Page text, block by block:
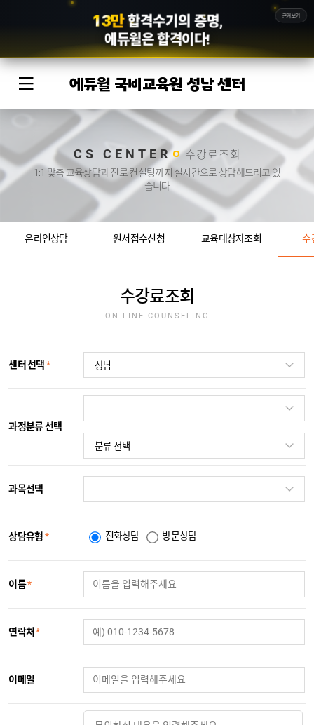
13만 합격수기의 증명,
에듀윌은 합격이다!
근거보기
에듀윌 국비교육원 성남 센터
CS CENTER 수강료조회
1:1 맞춤 교육상담과 진로 컨설팅까지 실시간으로 상담해드리고 있
습니다
온라인상담 원서접수신청 교육대상자조회 수
수강료조회
ON-LINE COUNSELING
센터 선택*
과정분류 선택
과목선택
상담유형* 전화상담 방문상담
이름*
연락처 *
이메일